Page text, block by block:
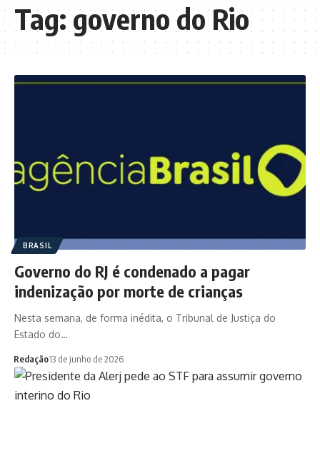
Tag:governo do Rio
BRASIL
Governo do RJ é condenado a pagar
indenização por morte de crianças
Nesta semana, de forma inédita, o Tribunal de Justiça do
Estado do…
Redação13 de junho de 2026